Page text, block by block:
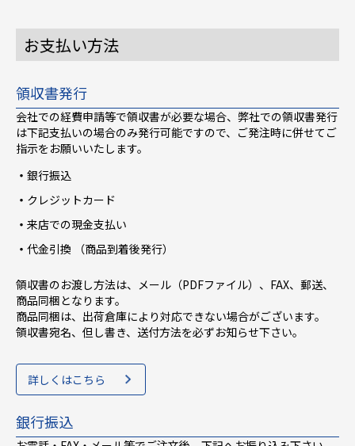
お支払い方法
領収書発行
会社での経費申請等で領収書が必要な場合、弊社での領収書発行
は下記支払いの場合のみ発行可能ですので、ご発注時に併せてご
指示をお願いいたします。
銀行振込
クレジットカード
来店での現金支払い
代金引換 （商品到着後発行）
領収書のお渡し方法は、メール（PDFファイル）、FAX、郵送、
商品同梱となります。
商品同梱は、出荷倉庫により対応できない場合がございます。
領収書宛名、但し書き、送付方法を必ずお知らせ下さい。
詳しくはこちら
銀行振込